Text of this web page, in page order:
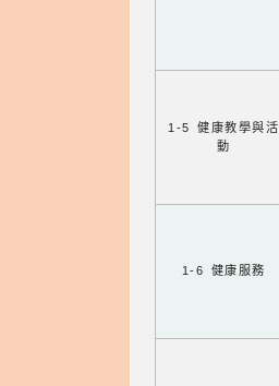
1-5 健康教學與活
動
1-6 健康服務